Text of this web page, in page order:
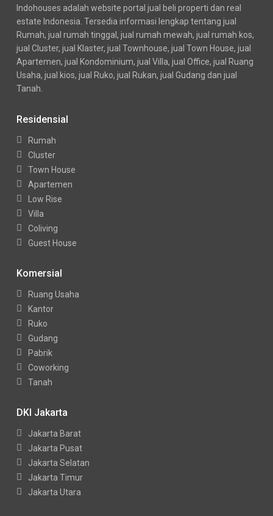
Indohouses adalah website portal jual beli properti dan real
estate Indonesia. Tersedia informasi lengkap tentang jual
Rumah, jual rumah tinggal, jual rumah mewah, jual rumah kos,
jual Cluster, jual Klaster, jual Townhouse, jual Town House, jual
Apartemen, jual Kondominium, jual Villa, jual Office, jual Ruang
Usaha, jual kios, jual Ruko, jual Rukan, jual Gudang dan jual
Tanah.
Residensial
Rumah
Cluster
Town House
Apartemen
Low Rise
Villa
Coliving
Guest House
Komersial
Ruang Usaha
Kantor
Ruko
Gudang
Pabrik
Coworking
Tanah
DKI Jakarta
Jakarta Barat
Jakarta Pusat
Jakarta Selatan
Jakarta Timur
Jakarta Utara